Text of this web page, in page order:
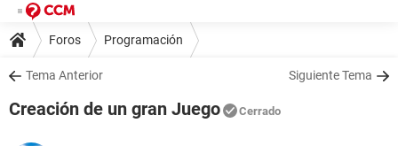
Foros Programación
Tema Anterior Siguiente Tema
Creación de un gran Juego Cerrado